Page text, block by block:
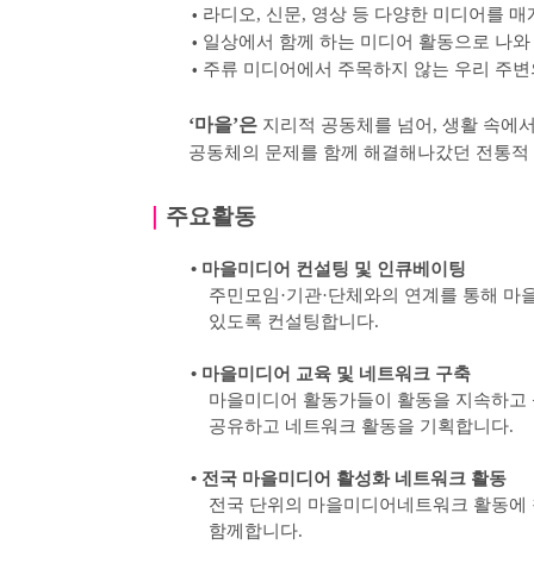
• 라디오, 신문, 영상 등 다양한 미디어를
• 일상에서 함께 하는 미디어 활동으로 나
• 주류 미디어에서 주목하지 않는 우리 주
‘마을’은 지리적 공동체를 넘어 ,생활 속에
공동체의 문제를 함께 해결해나갔던 전통
주요활동
• 마을미디어 컨설팅 및 인큐베이팅
주민모임·기관·단체와의 연계를 통해 마
있도록 컨설팅합니다.
• 마을미디어 교육 및 네트워크 구축
마을미디어 활동가들이 활동을 지속하
공유하고 네트워크 활동을 기획합니다.
• 전국 마을미디어 활성화 네트워크 활동
전국 단위의 마을미디어네트워크 활동
함께합니다.